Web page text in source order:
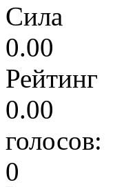
Сила
0.00
Рейтинг
0.00
голосов:
0